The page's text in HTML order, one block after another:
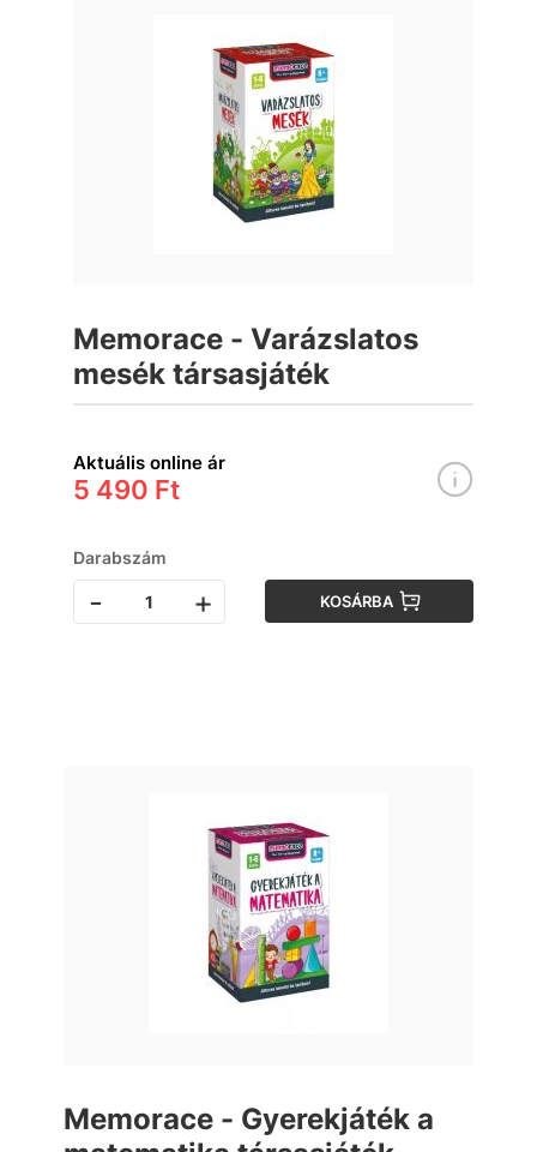
Memorace - Varázslatos
mesék társasjáték
Aktuális online ár
5 490 Ft
Darabszám
- + KOSÁRBA
Memorace - Gyerekjáték a